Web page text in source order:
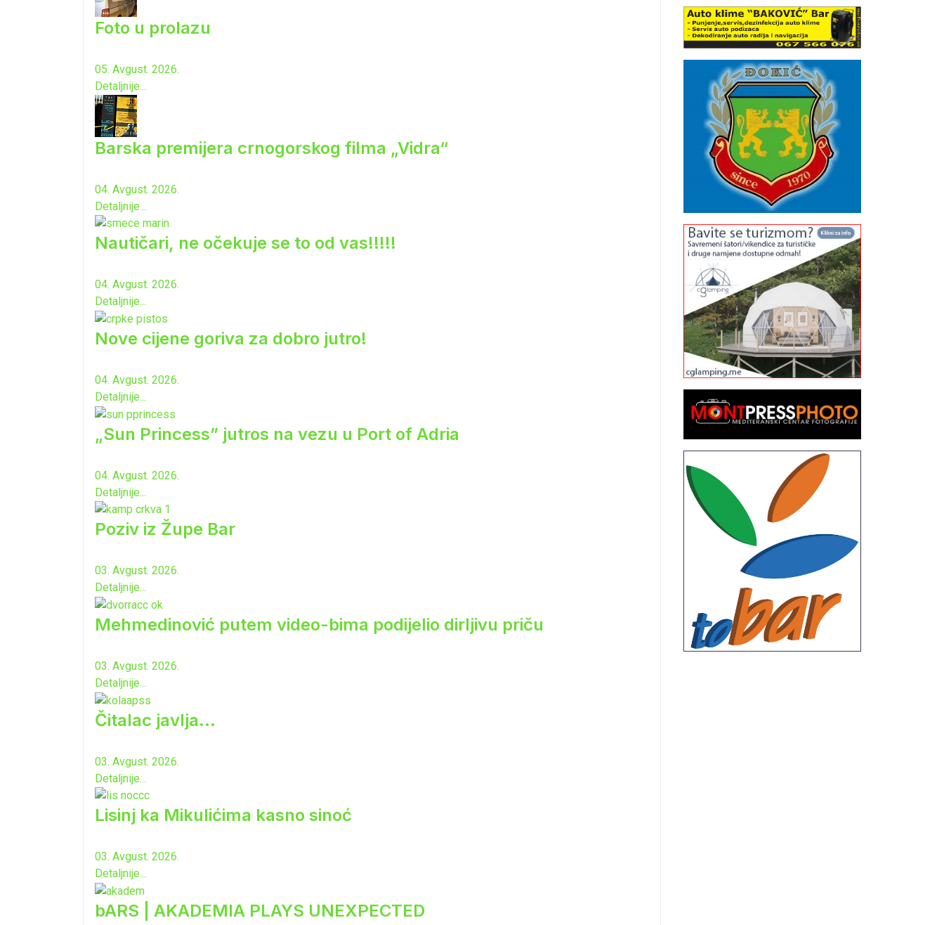
Foto u prolazu
05. Avgust. 2026.
Detaljnije...
Barska premijera crnogorskog filma „Vidra“
04. Avgust. 2026.
Detaljnije...
Nautičari, ne očekuje se to od vas!!!!!
04. Avgust. 2026.
Detaljnije...
Nove cijene goriva za dobro jutro!
04. Avgust. 2026.
Detaljnije...
„Sun Princess” jutros na vezu u Port of Adria
04. Avgust. 2026.
Detaljnije...
Poziv iz Župe Bar
03. Avgust. 2026.
Detaljnije...
Mehmedinović putem video-bima podijelio dirljivu priču
03. Avgust. 2026.
Detaljnije...
Čitalac javlja...
03. Avgust. 2026.
Detaljnije...
Lisinj ka Mikulićima kasno sinoć
03. Avgust. 2026.
Detaljnije...
bARS | AKADEMIA PLAYS UNEXPECTED